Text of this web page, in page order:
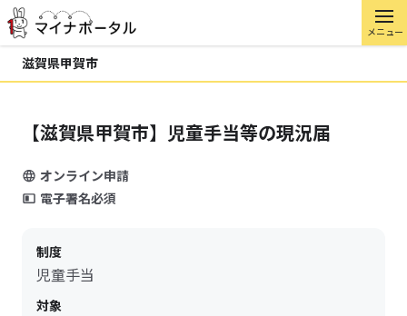
メニュー
滋賀県甲賀市
【滋賀県甲賀市】児童手当等の現況届
オンライン申請
電子署名必須
制度
児童手当
対象